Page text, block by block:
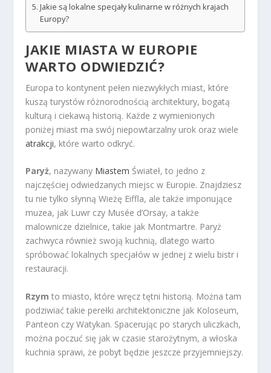
Jakie są lokalne specjały kulinarne w różnych krajach
Europy?
JAKIE MIASTA W EUROPIE
WARTO ODWIEDZIĆ?
Europa to kontynent pełen niezwykłych miast, które
kuszą turystów różnorodnością architektury, bogatą
kulturą i ciekawą historią. Każde z wymienionych
poniżej miast ma swój niepowtarzalny urok oraz wiele
atrakcji, które warto odkryć.
Paryż, nazywany Miastem Świateł, to jedno z
najczęściej odwiedzanych miejsc w Europie. Znajdziesz
tu nie tylko słynną Wieżę Eiffla, ale także imponujące
muzea, jak Luwr czy Musée d’Orsay, a także
malownicze dzielnice, takie jak Montmartre. Paryż
zachwyca również swoją kuchnią, dlatego warto
spróbować lokalnych specjałów w jednej z wielu bistr i
restauracji.
Rzym to miasto, które wręcz tętni historią. Można tam
podziwiać takie perełki architektoniczne jak Koloseum,
Panteon czy Watykan. Spacerując po starych uliczkach,
można poczuć się jak w czasie starożytnym, a włoska
kuchnia sprawi, że pobyt będzie jeszcze przyjemniejszy.